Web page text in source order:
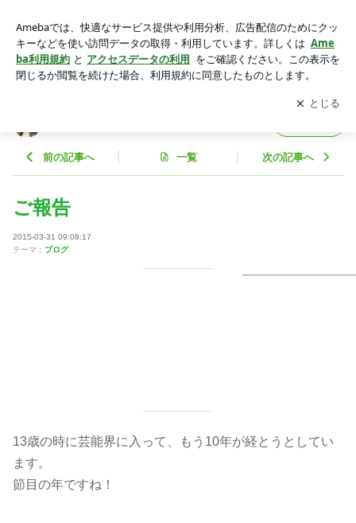
アプリをダウンロードして ブログの更新通知
を受け取りまし
ょう。
開く
前の記事へ 一覧 次の記事へ
ご報告
2015-03-31 09:08:17
テーマ： ブログ
13歳の時に芸能界に入って、もう10年が経とうとしてい
ます。
節目の年ですね！